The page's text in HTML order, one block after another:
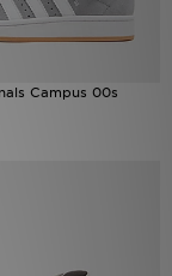
Campus 00s